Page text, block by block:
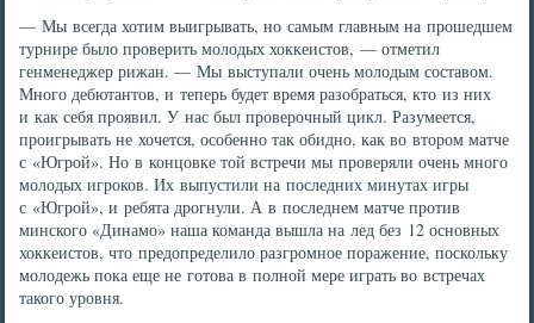
— Мы всегда хотим выигрывать, но самым главным на прошедшем
турнире было проверить молодых хоккеистов, — отметил
генменеджер рижан. — Мы выступали очень молодым составом.
Много дебютантов, и теперь будет время разобраться, кто из них
и как себя проявил. У нас был проверочный цикл. Разумеется,
проигрывать не хочется, особенно так обидно, как во втором матче
с «Югрой». Но в концовке той встречи мы проверяли очень много
молодых игроков. Их выпустили на последних минутах игры
с «Югрой», и ребята дрогнули. А в последнем матче против
минского «Динамо» наша команда вышла на лед без 12 основных
хоккеистов, что предопределило разгромное поражение, поскольку
молодежь пока еще не готова в полной мере играть во встречах
такого уровня.